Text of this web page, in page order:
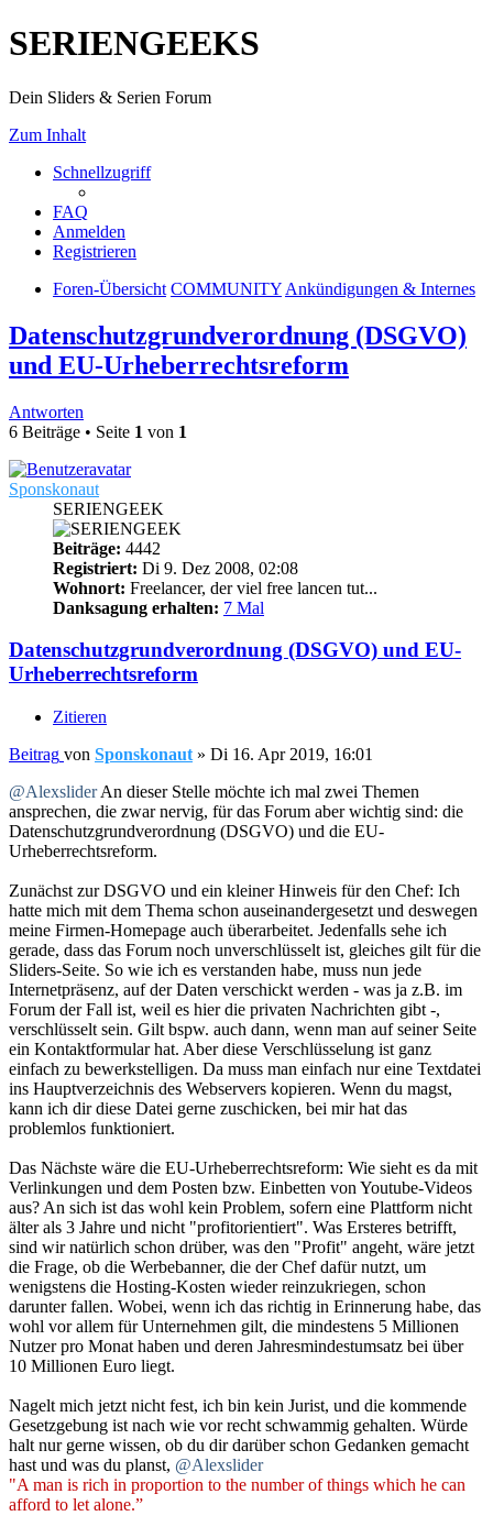
SERIENGEEKS
Dein Sliders & Serien Forum
Zum Inhalt
Schnellzugriff
FAQ
Anmelden
Registrieren
Foren-Übersicht COMMUNITY Ankündigungen & Internes
Datenschutzgrundverordnung (DSGVO)
und EU-Urheberrechtsreform
Antworten
6 Beiträge • Seite 1 von 1
Sponskonaut
SERIENGEEK
Beiträge: 4442
Registriert: Di 9. Dez 2008, 02:08
Wohnort: Freelancer, der viel free lancen tut...
Danksagung erhalten: 7 Mal
Datenschutzgrundverordnung (DSGVO) und EU-
Urheberrechtsreform
Zitieren
Beitrag von Sponskonaut » Di 16. Apr 2019, 16:01
@AlexsliderAn dieser Stelle möchte ich mal zwei Themen
ansprechen, die zwar nervig, für das Forum aber wichtig sind: die
Datenschutzgrundverordnung (DSGVO) und die EU-
Urheberrechtsreform.
Zunächst zur DSGVO und ein kleiner Hinweis für den Chef: Ich
hatte mich mit dem Thema schon auseinandergesetzt und deswegen
meine Firmen-Homepage auch überarbeitet. Jedenfalls sehe ich
gerade, dass das Forum noch unverschlüsselt ist, gleiches gilt für die
Sliders-Seite. So wie ich es verstanden habe, muss nun jede
Internetpräsenz, auf der Daten verschickt werden - was ja z.B. im
Forum der Fall ist, weil es hier die privaten Nachrichten gibt -,
verschlüsselt sein. Gilt bspw. auch dann, wenn man auf seiner Seite
ein Kontaktformular hat. Aber diese Verschlüsselung ist ganz
einfach zu bewerkstelligen. Da muss man einfach nur eine Textdatei
ins Hauptverzeichnis des Webservers kopieren. Wenn du magst,
kann ich dir diese Datei gerne zuschicken, bei mir hat das
problemlos funktioniert.
Das Nächste wäre die EU-Urheberrechtsreform: Wie sieht es da mit
Verlinkungen und dem Posten bzw. Einbetten von Youtube-Videos
aus? An sich ist das wohl kein Problem, sofern eine Plattform nicht
älter als 3 Jahre und nicht "profitorientiert". Was Ersteres betrifft,
sind wir natürlich schon drüber, was den "Profit" angeht, wäre jetzt
die Frage, ob die Werbebanner, die der Chef dafür nutzt, um
wenigstens die Hosting-Kosten wieder reinzukriegen, schon
darunter fallen. Wobei, wenn ich das richtig in Erinnerung habe, das
wohl vor allem für Unternehmen gilt, die mindestens 5 Millionen
Nutzer pro Monat haben und deren Jahresmindestumsatz bei über
10 Millionen Euro liegt.
Nagelt mich jetzt nicht fest, ich bin kein Jurist, und die kommende
Gesetzgebung ist nach wie vor recht schwammig gehalten. Würde
halt nur gerne wissen, ob du dir darüber schon Gedanken gemacht
hast und was du planst, @Alexslider
"A man is rich in proportion to the number of things which he can
afford to let alone.”